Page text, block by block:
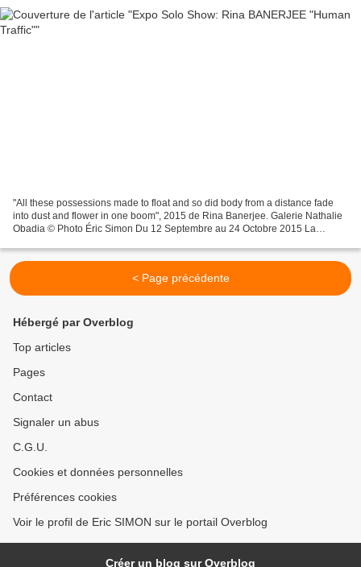
"All these possessions made to float and so did body from a distance fade
into dust and flower in one boom", 2015 de Rina Banerjee. Galerie Nathalie
Obadia © Photo Éric Simon Du 12 Septembre au 24 Octobre 2015 La
< Page précédente
Hébergé par Overblog
Top articles
Pages
Contact
Signaler un abus
C.G.U.
Cookies et données personnelles
Préférences cookies
Voir le profil de Eric SIMON sur le portail Overblog
Créer un blog sur Overblog